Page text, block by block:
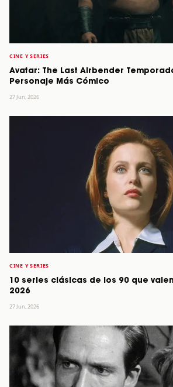
CINE Y SERIES
Avatar: The Last Airbender
Personaje Más Cómico
27 Jun, 2026
CINE Y SERIES
10 series clásicas de los 90 que
2026
27 Jun, 2026